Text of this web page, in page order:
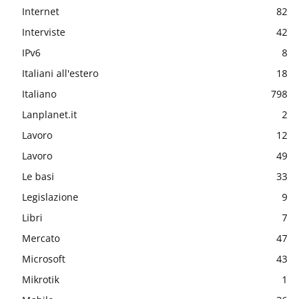
Internet
82
Interviste
42
IPv6
8
Italiani all'estero
18
Italiano
798
Lanplanet.it
2
Lavoro
12
Lavoro
49
Le basi
33
Legislazione
9
Libri
7
Mercato
47
Microsoft
43
Mikrotik
1